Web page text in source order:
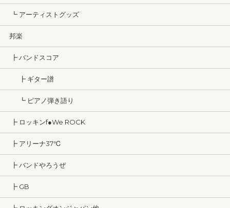
┗ アーティストグッズ
邦楽
┣ バンドスコア
┣ ギター譜
┗ ピアノ弾き語り
┣ ロッキンf●We ROCK
┣ アリーナ37℃
┣ バンドやろうぜ
┣ GB